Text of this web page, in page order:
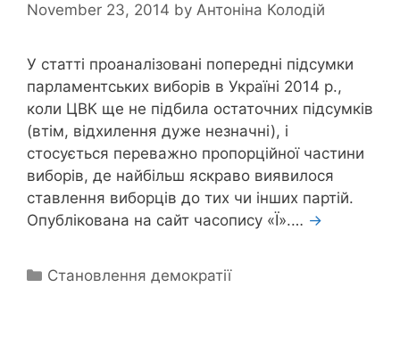
November 23, 2014 by Антоніна Колодій
У статті проаналізовані попередні підсумки
парламентських виборів в Україні 2014 р.,
коли ЦВК ще не підбила остаточних підсумків
(втім, відхилення дуже незначні), і
стосується переважно пропорційної частини
виборів, де найбільш яскраво виявилося
ставлення виборців до тих чи інших партій.
Опублікована на сайт часопису «Ї».… →
Categories
Становлення демократії